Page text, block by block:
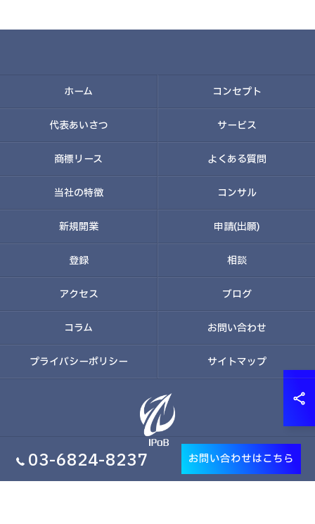
03-6824-8237 お問い合わせはこちら
ホーム コンセプト
代表あいさつ サービス
商標リース よくある質問
当社の特徴 コンサル
新規開業 申請(出願)
登録 相談
アクセス ブログ
コラム お問い合わせ
プライバシーポリシー サイトマップ
© 2026 東京で商標なら株式会社経営知財研究所 ALL RIGHTS RESERVED.